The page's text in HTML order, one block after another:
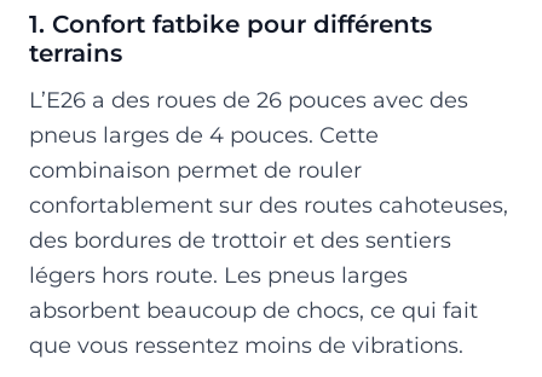
1. Confort fatbike pour différents
terrains
L’E26 a des roues de 26 pouces avec des
pneus larges de 4 pouces. Cette
combinaison permet de rouler
confortablement sur des routes cahoteuses,
des bordures de trottoir et des sentiers
légers hors route. Les pneus larges
absorbent beaucoup de chocs, ce qui fait
que vous ressentez moins de vibrations.